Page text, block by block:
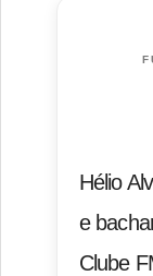
Hélio
e
Clube